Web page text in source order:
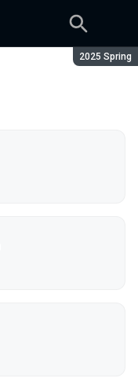
Сезон:
2025 Spring